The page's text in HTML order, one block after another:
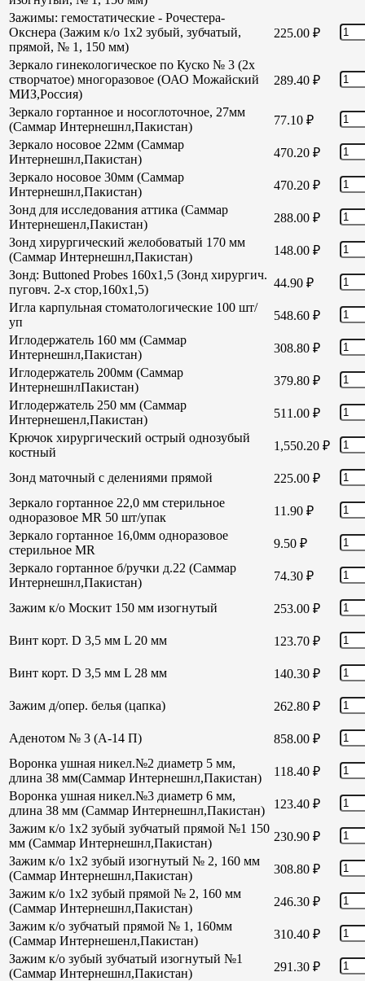
Зажимы: гемостатические - Рочестера-
Окснера (Зажим к/о 1х2 зубый, зубчатый,
прямой, № 1, 150 мм)
225.00 ₽
Зеркало гинекологическое по Куско № 3 (2х
створчатое) многоразовое (ОАО Можайский
МИЗ,Россия)
289.40 ₽
Зеркало гортанное и носоглоточное, 27мм
(Саммар Интернешнл,Пакистан)
77.10 ₽
Зеркало носовое 22мм (Саммар
Интернешнл,Пакистан)
470.20 ₽
Зеркало носовое 30мм (Саммар
Интернешнл,Пакистан)
470.20 ₽
Зонд для исследования аттика (Саммар
Интернешенл,Пакистан)
288.00 ₽
Зонд хирургический желобоватый 170 мм
(Саммар Интернешнл,Пакистан)
148.00 ₽
Зонд: Buttoned Probes 160х1,5 (Зонд хирургич.
пуговч. 2-х стор,160х1,5)
44.90 ₽
Игла карпульная стоматологические 100 шт/
уп
548.60 ₽
Иглодержатель 160 мм (Саммар
Интернешнл,Пакистан)
308.80 ₽
Иглодержатель 200мм (Саммар
ИнтернешнлПакистан)
379.80 ₽
Иглодержатель 250 мм (Саммар
Интернешенл,Пакистан)
511.00 ₽
Крючок хирургический острый однозубый
костный
1,550.20 ₽
Зонд маточный с делениями прямой 225.00 ₽
Зеркало гортанное 22,0 мм стерильное
одноразовое MR 50 шт/упак
11.90 ₽
Зеркало гортанное 16,0мм одноразовое
стерильное MR
9.50 ₽
Зеркало гортанное б/ручки д.22 (Саммар
Интернешнл,Пакистан)
74.30 ₽
Зажим к/о Москит 150 мм изогнутый 253.00 ₽
Винт корт. D 3,5 мм L 20 мм 123.70 ₽
Винт корт. D 3,5 мм L 28 мм 140.30 ₽
Зажим д/опер. белья (цапка) 262.80 ₽
Аденотом № 3 (А-14 П) 858.00 ₽
Воронка ушная никел.№2 диаметр 5 мм,
длина 38 мм(Саммар Интернешнл,Пакистан)
118.40 ₽
Воронка ушная никел.№3 диаметр 6 мм,
длина 38 мм (Саммар Интернешнл,Пакистан)
123.40 ₽
Зажим к/о 1х2 зубый зубчатый прямой №1 150
мм (Саммар Интернешнл,Пакистан)
230.90 ₽
Зажим к/о 1х2 зубый изогнутый № 2, 160 мм
(Саммар Интернешнл,Пакистан)
308.80 ₽
Зажим к/о 1х2 зубый прямой № 2, 160 мм
(Саммар Интернешнл,Пакистан)
246.30 ₽
Зажим к/о зубчатый прямой № 1, 160мм
(Саммар Интернешенл,Пакистан)
310.40 ₽
Зажим к/о зубый зубчатый изогнутый №1
(Саммар Интернешнл,Пакистан)
291.30 ₽